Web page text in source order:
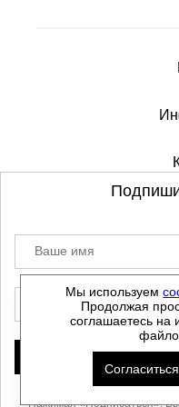
©2012-2026 -
Данный сайт не
не
Политика
Мы используем
Продолжая
соглашаетесь на
Ваше имя
Нажимая «Подписаться»,